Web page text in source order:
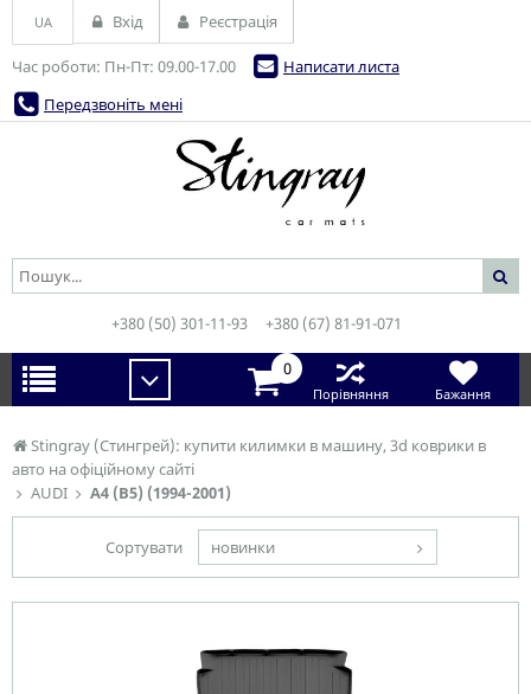
Stingray (Стингрей): купити килимки в машину, 3d коврики в
авто на офіційному сайті
AUDI
A4 (B5) (1994-2001)
Сортувати новинки
Час роботи: Пн-Пт: 09.00-17.00
Написати листа
Передзвоніть мені
UA Вхід Реєстрація
+380 (50) 301-11-93 +380 (67) 81-91-071
0
Порівняння Бажання